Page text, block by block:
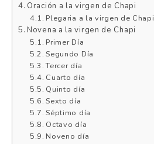
Oración a la virgen de Chapi
Plegaria a la virgen de Chapi
Novena a la virgen de Chapi
Primer Día
Segundo Día
Tercer día
Cuarto día
Quinto día
Sexto día
Séptimo día
Octavo día
Noveno día